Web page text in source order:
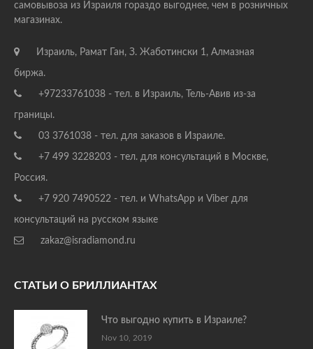
самовывоза из Израиля гораздо выгоднее, чем в розничных
магазинах.
Израиль, Рамат Ган, З. Жаботински 1, Алмазная
биржа.
+97233761038 - тел. в Израиль, Тель-Авив из-за
границы.
03 3761038 - тел. для заказов в Израиле.
+7 499 3228203 - тел. для консультаций в Москве,
Россия.
+7 920 7490522 - тел. и WhatsApp и Viber для
консультаций на русском языке
zakaz@isradiamond.ru
СТАТЬИ О БРИЛЛИАНТАХ
Что выгодно купить в Израиле?
Nov 10, 2019